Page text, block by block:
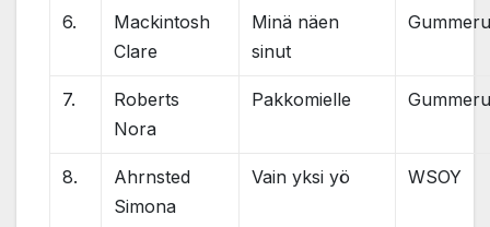
6.
Mackintosh
Clare
Minä näen
sinut
7.
Roberts
Nora
Pakkomielle
8.
Ahrnsted
Simona
Vain yksi yö WSOY